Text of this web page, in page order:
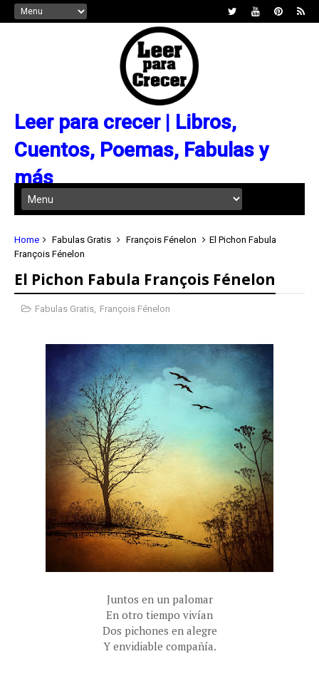
Leer para crecer | Libros,
Cuentos, Poemas, Fabulas y
más
Home Fabulas Gratis François Fénelon
El Pichon Fabula
François Fénelon
El Pichon Fabula François Fénelon
Fabulas Gratis, François Fénelon
Juntos en un palomar
En otro tiempo vivían
Dos pichones en alegre
Y envidiable compañía.